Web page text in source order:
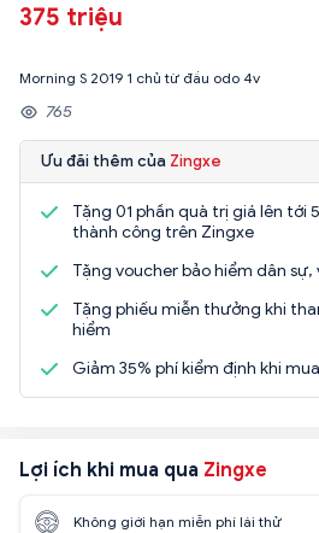
375 triệu
Morning S 2019 1 chủ từ đầu odo 4v
765
Ưu đãi thêm của Zingxe
Tặng 01 phần quà trị giá lên tới
thành công trên Zingxe
Tặng voucher bảo hiểm dân
Tặng phiếu miễn thưởng khi
hiểm
Giảm 35% phí kiểm định khi
Lợi ích khi mua qua Zingxe
Không giới hạn miễn phí lái thử